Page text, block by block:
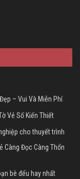
– Vui Và Miễn Phí
Vé Số Kiến Thiết
cho thuyết trình
Càng Đọc Càng Thổn
bè đểu hay nhất